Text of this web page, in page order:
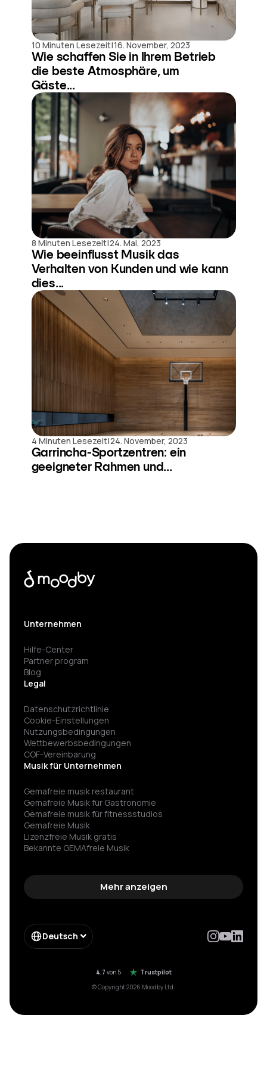
10 Minuten Lesezeit|16. November, 2023
Wie schaffen Sie in Ihrem Betrieb
die beste Atmosphäre, um
Gäste...
8 Minuten Lesezeit|24. Mai, 2023
Wie beeinflusst Musik das
Verhalten von Kunden und wie kann
dies...
4 Minuten Lesezeit|24. November, 2023
Garrincha-Sportzentren: ein
geeigneter Rahmen und...
Unternehmen
Hilfe-Center
Partner program
Blog
Legal
Datenschutzrichtlinie
Cookie-Einstellungen
Nutzungsbedingungen
Wettbewerbsbedingungen
COF-Vereinbarung
Musik für Unternehmen
Gemafreie musik restaurant
Gemafreie Musik für Gastronomie
Gemafreie musik für fitness­studios
Gemafreie Musik
Lizenzfreie Musik gratis
Bekannte GEMAfreie Musik
Gemafreie wartemusik
Hintergrundmusik für werbung
Enterprise
Form Enterprise
Moebelkette gema einsparung
Mehr anzeigen
Deutsch
4.7 von 5
Trustpilot
© Copyright 2026 Moodby Ltd.